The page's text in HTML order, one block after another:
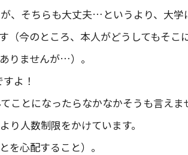
、そちらも大丈夫…というより、大学
（今のところ、本人がどうしてもそこ
りませんが…）。
よ！
ことになったらなかなかそうも言えま
り人数制限をかけています。
心配すること）。